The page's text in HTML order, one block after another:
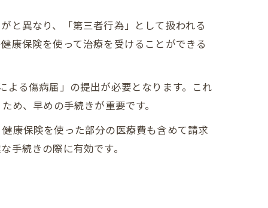
と異なり、「第三者行為」として扱われる
康保険を使って治療を受けることができる
る傷病届」の提出が必要となります。これ
め、早めの手続きが重要です。
康保険を使った部分の医療費も含めて請求
手続きの際に有効です。